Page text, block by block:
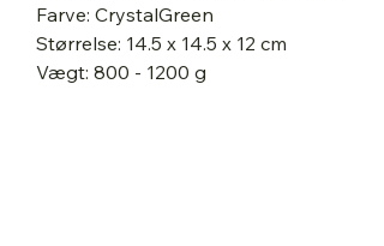
Farve: CrystalGreen
Størrelse: 14.5 x 14.5 x 12 cm
Vægt: 800 - 1200 g